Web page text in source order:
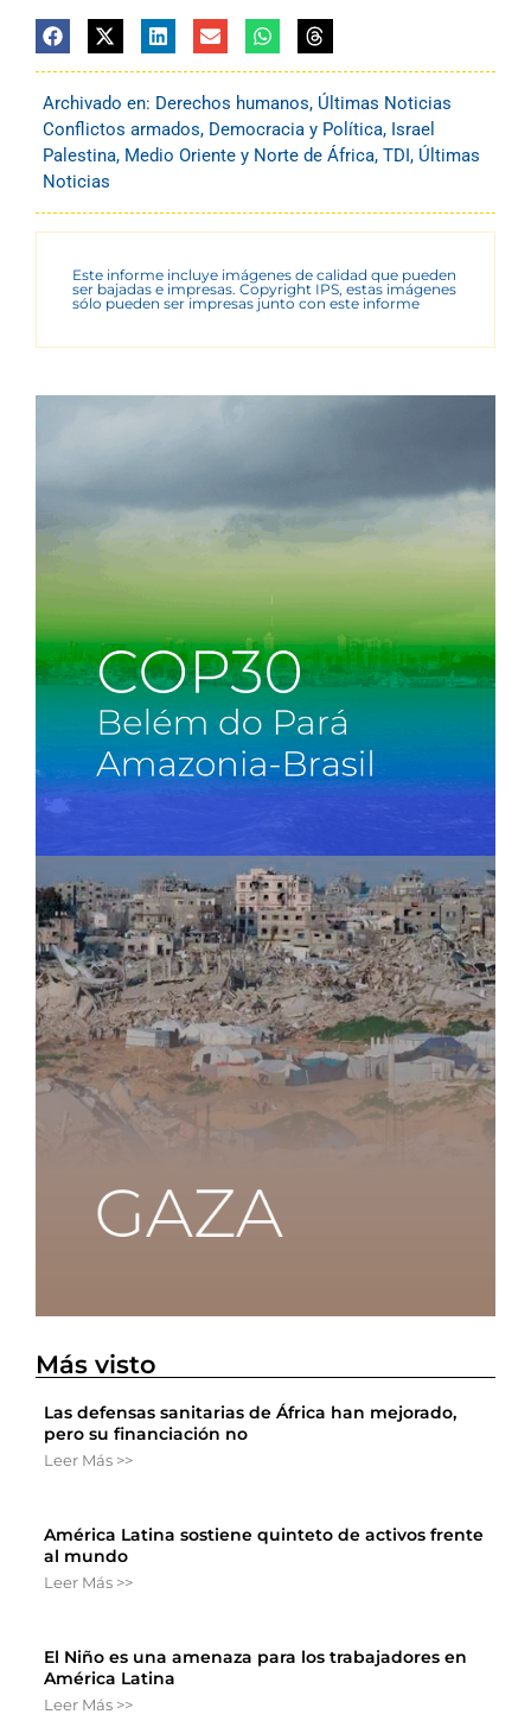
Archivado en: Derechos humanos, Últimas Noticias
Conflictos armados, Democracia y Política, Israel
Palestina, Medio Oriente y Norte de África, TDI, Últimas
Noticias
Este informe incluye imágenes de calidad que pueden
ser bajadas e impresas. Copyright IPS, estas imágenes
sólo pueden ser impresas junto con este informe
Más visto
Las defensas sanitarias de África han mejorado,
pero su financiación no
Leer Más >>
América Latina sostiene quinteto de activos frente
al mundo
Leer Más >>
El Niño es una amenaza para los trabajadores en
América Latina
Leer Más >>